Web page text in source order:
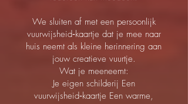
We sluiten af met een persoonlijk
vuurwijsheid‑kaartje dat je mee naar
huis neemt als kleine herinnering aan
jouw creatieve vuurtje.
Wat je meeneemt:
Je eigen schilderij Een
vuurwijsheid‑kaartje Een warme,